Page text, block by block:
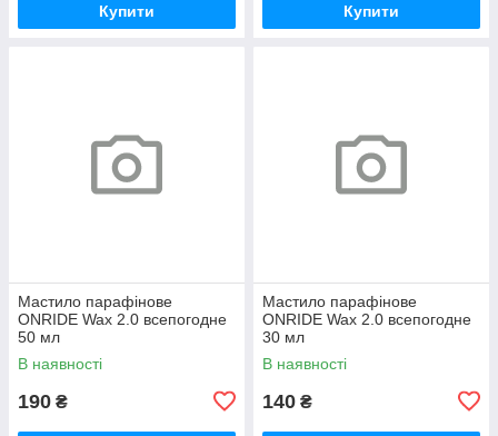
Купити Купити
Мастило парафінове
ONRIDE Wax 2.0 всепогодне
50 мл
В наявності
190 ₴
Мастило парафінове
ONRIDE Wax 2.0 всепогодне
30 мл
В наявності
140 ₴